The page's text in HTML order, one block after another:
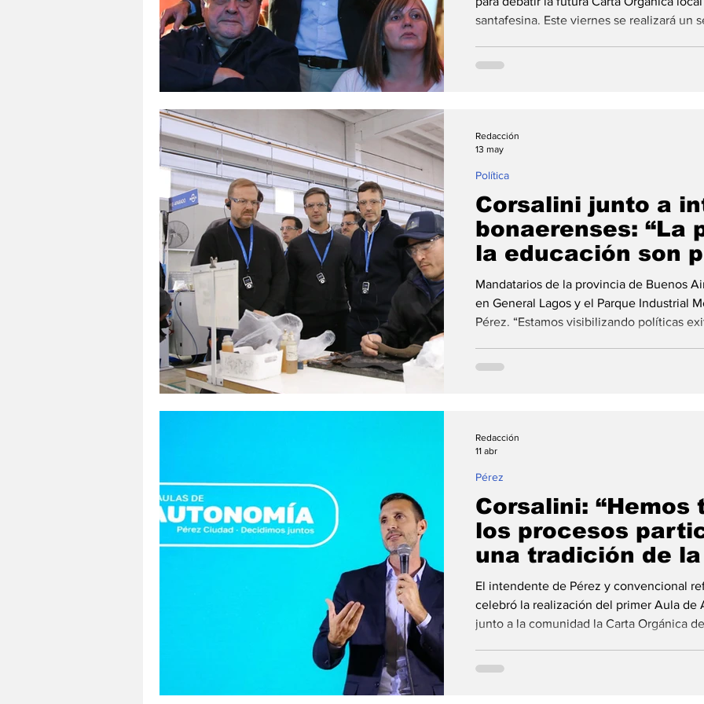
santafesina. Este viernes se realizará un
Corsalini junto a
bonaerenses: “La
la educación son
en nuestras
Mandatarios de la provincia de Buenos
en General Lagos y el Parque Industrial
Pérez. “Estamos visibilizando políticas
Política
Redacción
13 may
Corsalini: “Hemos
los procesos
una tradición de
Pérez”
El intendente de Pérez y convencional
celebró la realización del primer Aula de
junto a la comunidad la Carta Orgánica
Pérez
Redacción
11 abr